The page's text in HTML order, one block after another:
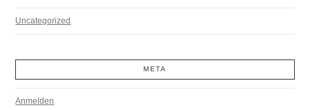
Uncategorized
META
Anmelden